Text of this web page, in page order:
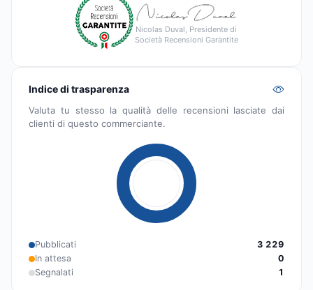
Nicolas Duval, Presidente di
Società Recensioni Garantite
Indice di trasparenza
Valuta tu stesso la qualità delle recensioni lasciate dai
clienti di questo commerciante.
Pubblicati
3 229
In attesa
0
Segnalati
1